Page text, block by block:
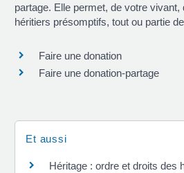
partage. Elle permet, de votre vivant,
héritiers présomptifs, tout ou partie
Faire une donation
Faire une donation-partage
Et aussi
Héritage : ordre et droits des